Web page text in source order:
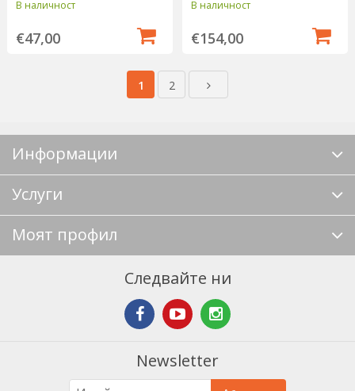
В наличност
€47,00
В наличност
€154,00
1 2
Информации
Услуги
Моят профил
Следвайте ни
Newsletter